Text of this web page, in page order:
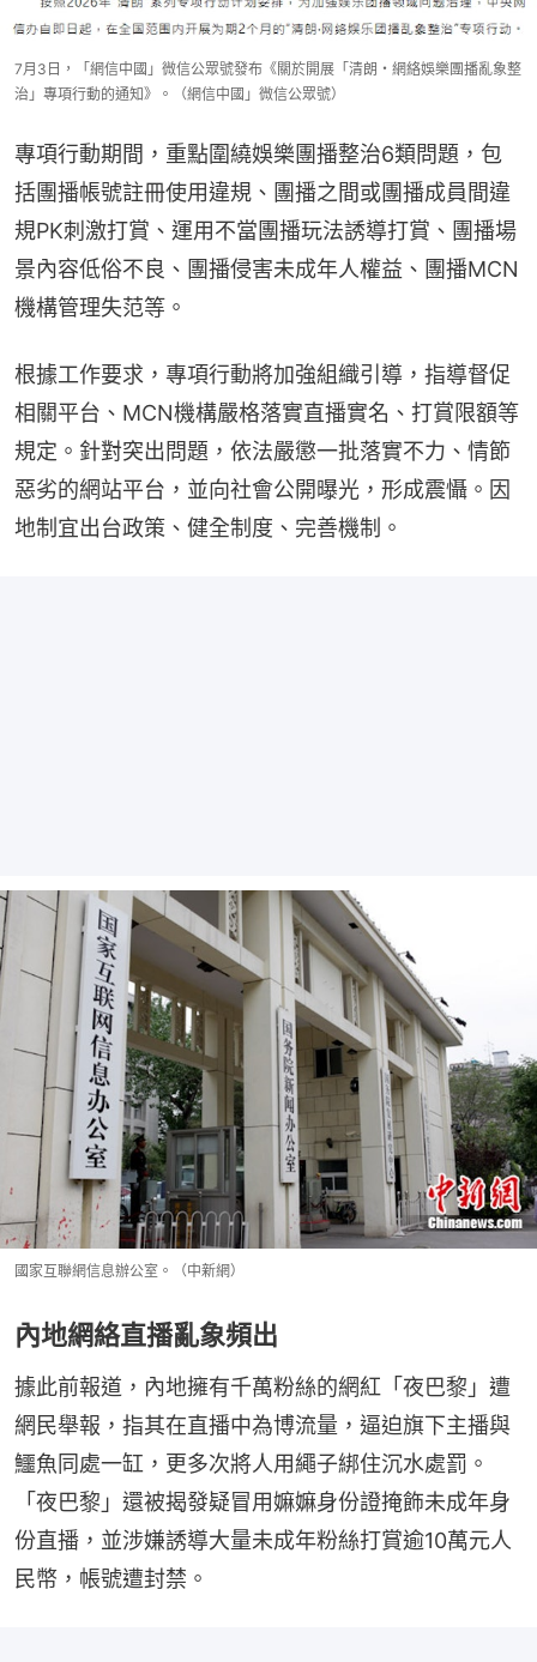
7月3日，「網信中國」微信公眾號發布《關於開展「清朗・網絡娛樂團播亂象整
治」專項行動的通知》。（網信中國」微信公眾號）
專項行動期間，重點圍繞娛樂團播整治6類問題，包
括團播帳號註冊使用違規、團播之間或團播成員間違
規PK刺激打賞、運用不當團播玩法誘導打賞、團播場
景內容低俗不良、團播侵害未成年人權益、團播MCN
機構管理失范等。
根據工作要求，專項行動將加強組織引導，指導督促
相關平台、MCN機構嚴格落實直播實名、打賞限額等
規定。針對突出問題，依法嚴懲一批落實不力、情節
惡劣的網站平台，並向社會公開曝光，形成震懾。因
地制宜出台政策、健全制度、完善機制。
國家互聯網信息辦公室。（中新網）
內地網絡直播亂象頻出
據此前報道，內地擁有千萬粉絲的網紅「夜巴黎」遭
網民舉報，指其在直播中為博流量，逼迫旗下主播與
鱷魚同處一缸，更多次將人用繩子綁住沉水處罰。
「夜巴黎」還被揭發疑冒用嫲嫲身份證掩飾未成年身
份直播，並涉嫌誘導大量未成年粉絲打賞逾10萬元人
民幣，帳號遭封禁。